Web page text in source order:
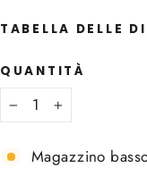
TABELLA DELLE
QUANTITÀ
+
Magazzino